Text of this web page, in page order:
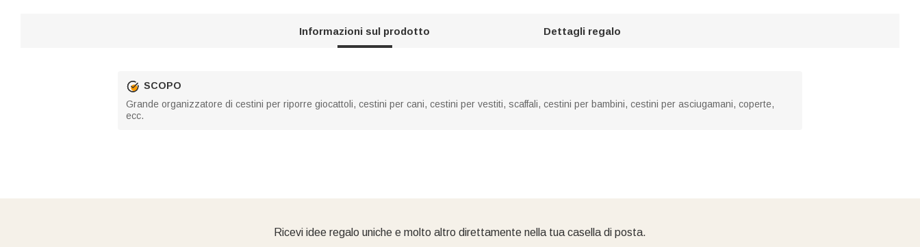
Informazioni sul prodotto Dettagli regalo
SCOPO
Grande organizzatore di cestini per riporre giocattoli, cestini per cani, cestini per vestiti, scaffali, cestini per bambini, cestini per asciugamani, coperte,
ecc.
Ricevi idee regalo uniche e molto altro direttamente nella tua casella di posta.